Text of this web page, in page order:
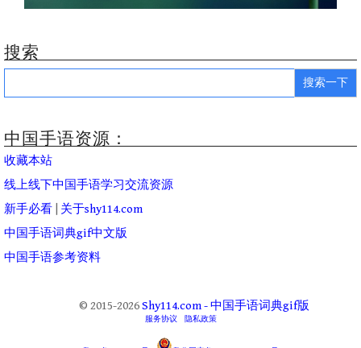
搜索
Search
中国手语资源：
收藏本站
线上线下中国手语学习交流资源
新手必看
关于shy114.com
中国手语词典gif中文版
中国手语参考资料
© 2015-2026Shy114.com - 中国手语词典gif版
服务协议 隐私政策